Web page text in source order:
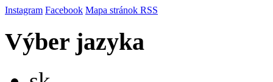
Instagram Facebook Mapa stránok RSS
Výber jazyka